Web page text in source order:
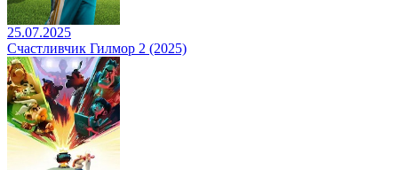
25.07.2025
Счастливчик Гилмор 2 (2025)